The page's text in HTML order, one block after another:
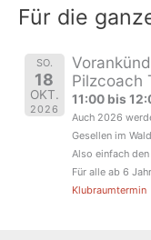
Für die
SO.
18
OKT.
2026
Pilzcoach
11:00 bis
Auch 2026
Gesellen im
Also einfach
Für alle ab 6
Klubraumtermin